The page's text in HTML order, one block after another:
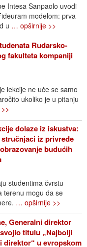
Intesa Sanpaolo uvodi
modelom: prva
u … opširnije >>
Rudarsko-
fakulteta kompaniji
lekcije ne uče se samo
ukoliko je u pitanju
dolaze iz iskustva:
iz privrede
budućih
studentima čvrstu
terenu mogu da se
… opširnije >>
Generalni direktor
titulu „Najbolji
direktor“ u evropskom